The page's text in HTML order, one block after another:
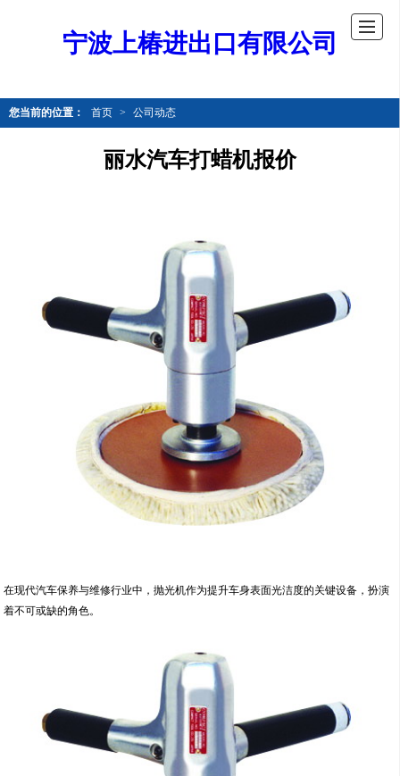
宁波上椿进出口有限公司
您当前的位置： 首页 > 公司动态
丽水汽车打蜡机报价
在现代汽车保养与维修行业中，抛光机作为提升车身表面光洁度的关键设备，扮演
着不可或缺的角色。